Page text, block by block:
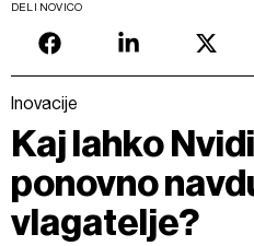
DELI NOVICO
Inovacije
Kaj lahko
ponovno
vlagatelje?